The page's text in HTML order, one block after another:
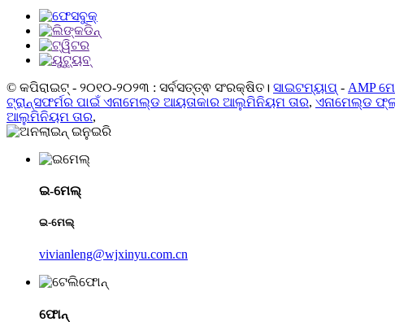
© କପିରାଇଟ୍ - ୨୦୧୦-୨୦୨୩ : ସର୍ବସତ୍ତ୍ଵ ସଂରକ୍ଷିତ। ସାଇଟମ୍ୟାପ୍ - AMP
ଟ୍ରାନ୍ସଫର୍ମର ପାଇଁ ଏନାମେଲ୍ଡ ଆୟତାକାର ଆଲୁମିନିୟମ ତାର, ଏନାମେଲ୍ଡ
ଆଲୁମିନିୟମ ତାର,
ଇ-ମେଲ୍
ଇ-ମେଲ୍
vivianleng@wjxinyu.com.cn
ଫୋନ୍